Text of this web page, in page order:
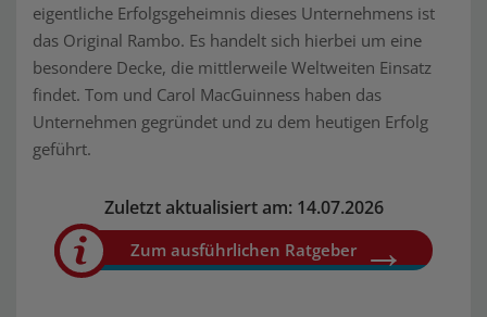
eigentliche Erfolgsgeheimnis dieses Unternehmens ist
das Original Rambo. Es handelt sich hierbei um eine
besondere Decke, die mittlerweile Weltweiten Einsatz
findet. Tom und Carol MacGuinness haben das
Unternehmen gegründet und zu dem heutigen Erfolg
geführt.
Zuletzt aktualisiert am: 14.07.2026
Zum ausführlichen Ratgeber